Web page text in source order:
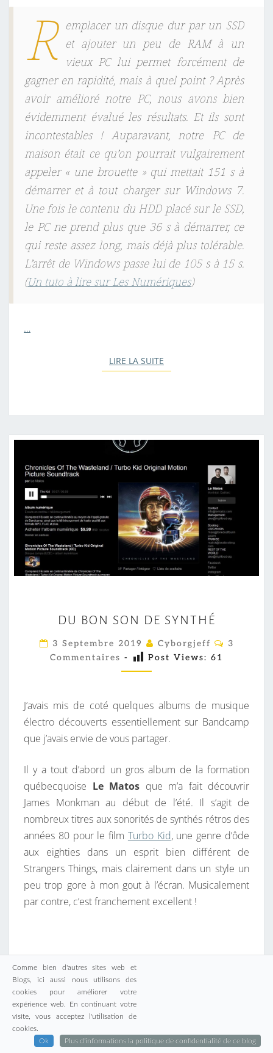
R emplacer un disque dur par un SSD
et ajouter un peu de RAM à un
vieux PC lui permet forcément de
gagner en rapidité, mais à quel point ? Après
avoir amélioré notre PC, nous avons bien
évidemment évalué les résultats. Et ils sont
incontestables ! Auparavant, notre PC de
maison était ce qu’on pourrait vulgairement
appeler « une brouette » qui mettait 151 s à
démarrer et à tout charger sur Windows 7.
Une fois le contenu du HDD placé sur le SSD,
le PC ne prend plus que 36 s à démarrer, ce
qui reste assez long, mais déjà plus tolérable.
L’arrêt de Windows passe lui de 105 s à 15 s.
(Un tuto à lire sur Les Numériques)
…
LIRE LA SUITE
U
B
O
N
O
N
D
S
Y
N
T
H
É
DU BON SON DE SYNTHÉ
3 Septembre 2019 Cyborgjeff
C
A
I
R
3
Commentaires - Post Views: 61
J’avais mis de coté quelques albums de musique
électro découverts essentiellement sur Bandcamp
que j’avais envie de vous partager.
Il y a tout d’abord un gros album de la formation
québecquoise Le Matos que m’a fait découvrir
James Monkman au début de l’été. Il s’agit de
nombreux titres aux sonorités de synthés rétros des
années 80 pour le film Turbo Kid, une genre d’ôde
aux eighties dans un esprit bien différent de
Strangers Things, mais clairement dans un style un
peu trop gore à mon gout à l’écran. Musicalement
par contre, c’est franchement excellent !
Cela a fait le buzz au même moment, les différents
sites d’actu GEEK rapportait la sortie d’un album au
Comme bien d'autres sites web et
Blogs, ici aussi nous utilisons des
cookies pour améliorer votre
expérience web. En continuant votre
visite, vous acceptez l'utilisation de
cookies.
Ok
Plus d'informations la politique de confidentialité de ce blog